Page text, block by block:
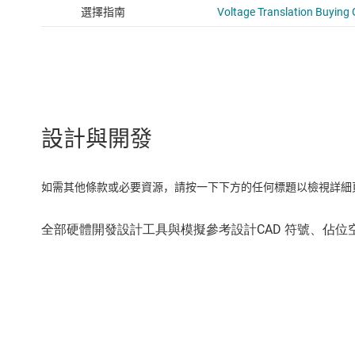
設計與開發
如需其他條款或必要資源，請按一下下方的任何標題以檢視詳